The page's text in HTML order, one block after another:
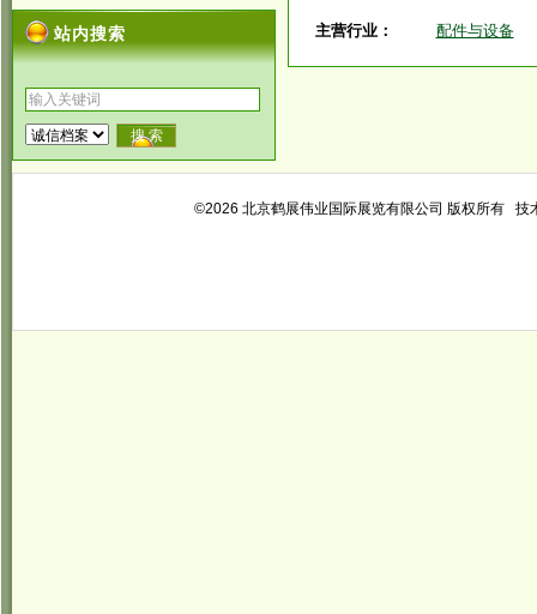
站内搜索 主营行业： 配件与设备
©2026 北京鹤展伟业国际展览有限公司 版权所有 技